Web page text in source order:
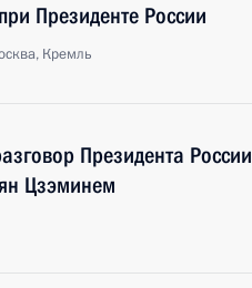
Президенте России
Кремль
Президента России
Цзэминем